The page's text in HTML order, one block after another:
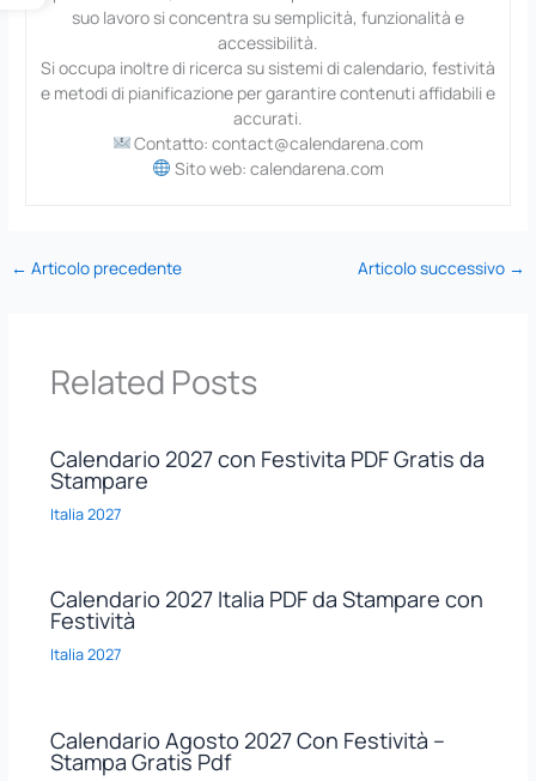
suo lavoro si concentra su semplicità, funzionalità e
accessibilità.
Si occupa inoltre di ricerca su sistemi di calendario, festività
e metodi di pianificazione per garantire contenuti affidabili e
accurati.
Contatto: contact@calendarena.com
Sito web: calendarena.com
← Articolo precedente Articolo successivo →
Related Posts
Calendario 2027 con Festivita PDF Gratis da
Stampare
Italia 2027
Calendario 2027 Italia PDF da Stampare con
Festività
Italia 2027
Calendario Agosto 2027 Con Festività –
Stampa Gratis Pdf